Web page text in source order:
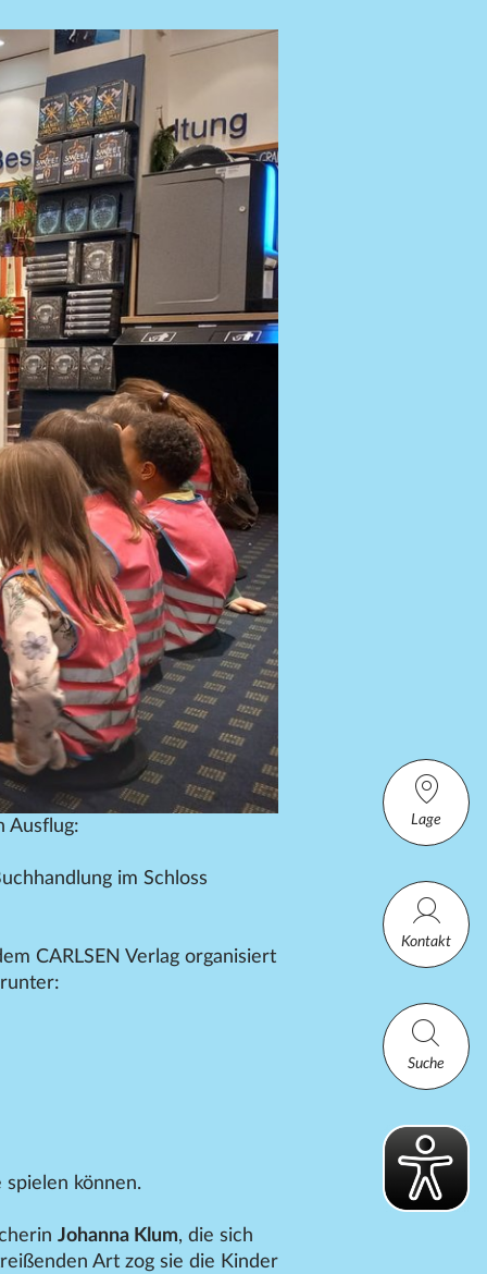
Lage
Kontakt
Suche
Ausflug:
im Schloss
CARLSEN Verlag organisiert
können.
Johanna Klum, die sich
Art zog sie die Kinder